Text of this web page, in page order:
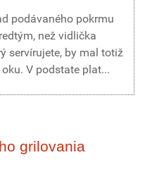
podávaného pokrmu
než vidlička
servírujete, by mal totiž
V podstate plat...
grilovania